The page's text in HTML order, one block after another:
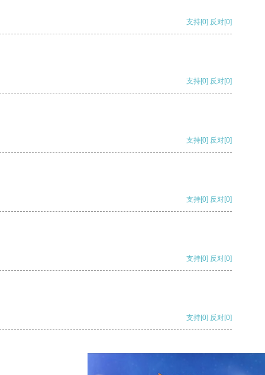
支持[0] 反对[0]
支持[0] 反对[0]
支持[0] 反对[0]
支持[0] 反对[0]
支持[0] 反对[0]
支持[0] 反对[0]